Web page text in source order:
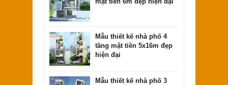
Mẫu nhà 2 tầng có gara oto mái thái đơn
giản đẹp
Mẫu thiết kế nhà phố 4
tầng mặt tiền 5x16m đẹp
hiện đại
Mẫu thiết kế nhà phố 3